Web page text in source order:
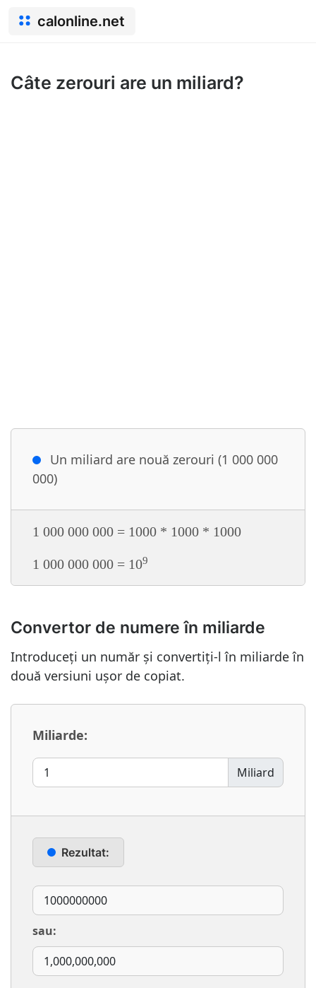
calonline.net
Câte zerouri are un miliard?
Un miliard are nouă zerouri (1 000 000
000)
1 000 000 000 = 1000 * 1000 * 1000
1 000 000 000 = 109
Convertor de numere în miliarde
Introduceți un număr și convertiți-l în miliarde în
două versiuni ușor de copiat.
Miliarde:
Miliard
Rezultat:
sau: